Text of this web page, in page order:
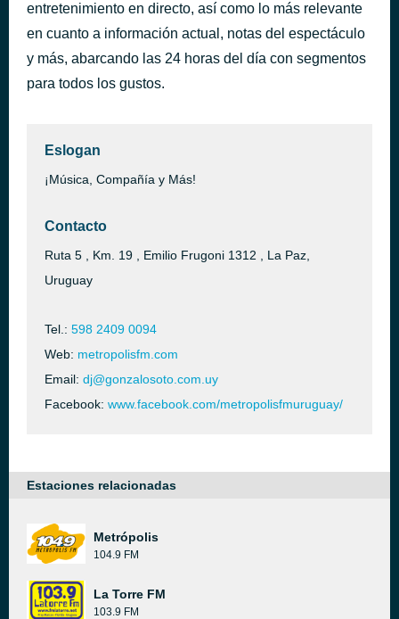
entretenimiento en directo, así como lo más relevante
en cuanto a información actual, notas del espectáculo
y más, abarcando las 24 horas del día con segmentos
para todos los gustos.
Eslogan
¡Música, Compañía y Más!
Contacto
Ruta 5 , Km. 19 , Emilio Frugoni 1312 , La Paz,
Uruguay
Tel.: 598 2409 0094
Web: metropolisfm.com
Email: dj@gonzalosoto.com.uy
Facebook: www.facebook.com/metropolisfmuruguay/
Estaciones relacionadas
Metrópolis
104.9 FM
La Torre FM
103.9 FM